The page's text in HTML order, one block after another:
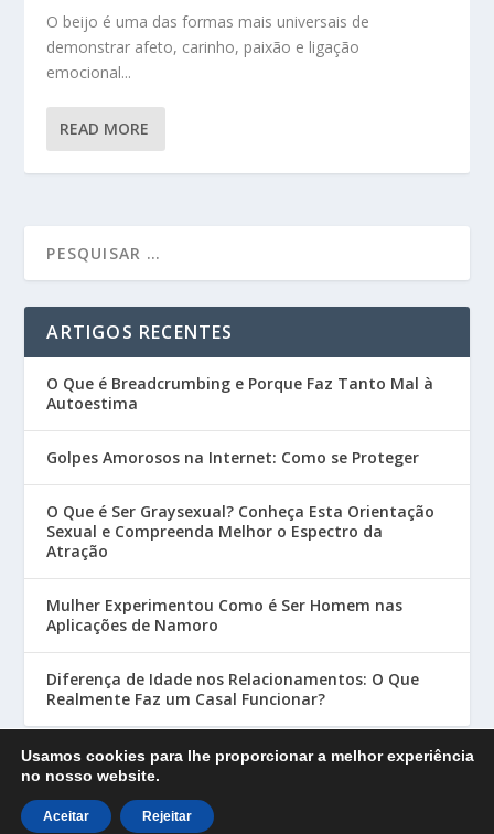
O beijo é uma das formas mais universais de
demonstrar afeto, carinho, paixão e ligação
emocional...
READ MORE
ARTIGOS RECENTES
O Que é Breadcrumbing e Porque Faz Tanto Mal à
Autoestima
Golpes Amorosos na Internet: Como se Proteger
O Que é Ser Graysexual? Conheça Esta Orientação
Sexual e Compreenda Melhor o Espectro da
Atração
Mulher Experimentou Como é Ser Homem nas
Aplicações de Namoro
Diferença de Idade nos Relacionamentos: O Que
Realmente Faz um Casal Funcionar?
Designed byElegant Themes
Usamos cookies para lhe proporcionar a melhor experiência
no nosso website.
Aceitar Rejeitar